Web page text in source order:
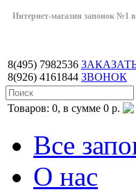
Интернет-магазин запонок №1
8(495) 7982536
8(926) 4161844 ЗВОНОК
Товаров: 0, в сумме 0 р.
Все
О нас